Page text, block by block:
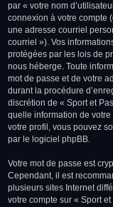
par « votre nom
connexion à votre compte
une adresse courriel
courriel »). Vos
protégées par les lois de
nous héberge. Toute
mot de passe et de votre
durant la procédure
discrétion de « Sport et
quelle information de
votre profil, vous pouvez
par le logiciel phpBB.
Votre mot de passe est
Cependant, il est
plusieurs sites Internet
votre compte sur « Sport